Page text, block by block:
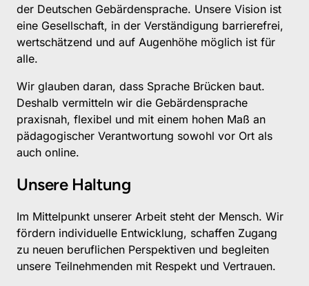
der Deutschen Gebärdensprache. Unsere Vision ist
eine Gesellschaft, in der Verständigung barrierefrei,
wertschätzend und auf Augenhöhe möglich ist für
alle.
Wir glauben daran, dass Sprache Brücken baut.
Deshalb vermitteln wir die Gebärdensprache
praxisnah, flexibel und mit einem hohen Maß an
pädagogischer Verantwortung sowohl vor Ort als
Unsere Haltung
Im Mittelpunkt unserer Arbeit steht der Mensch. Wir
fördern individuelle Entwicklung, schaffen Zugang
zu neuen beruflichen Perspektiven und begleiten
unsere Teilnehmenden mit Respekt und Vertrauen.